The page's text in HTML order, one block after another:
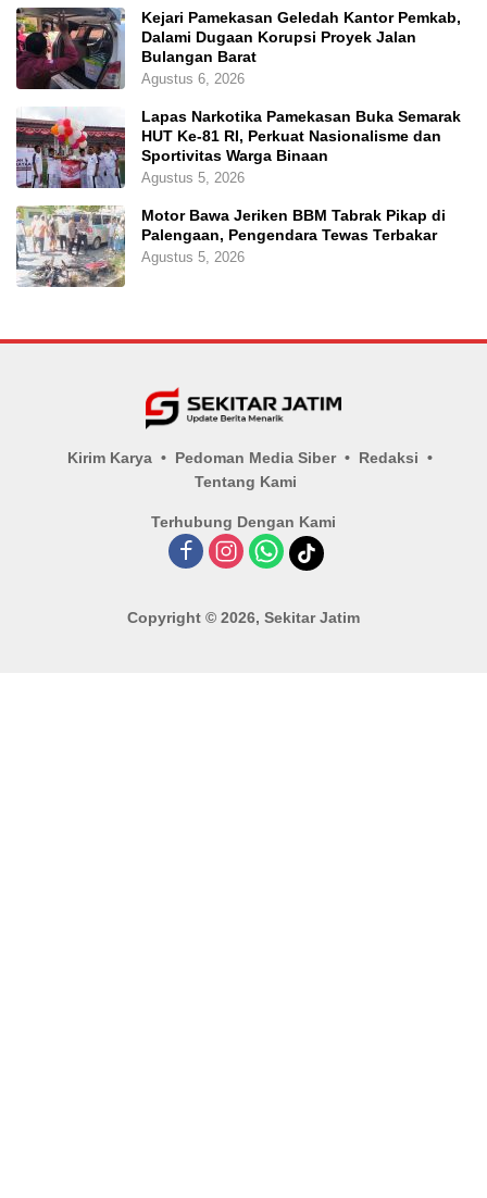
Kejari Pamekasan Geledah Kantor Pemkab,
Dalami Dugaan Korupsi Proyek Jalan
Bulangan Barat
Agustus 6, 2026
Lapas Narkotika Pamekasan Buka Semarak
HUT Ke-81 RI, Perkuat Nasionalisme dan
Sportivitas Warga Binaan
Agustus 5, 2026
Motor Bawa Jeriken BBM Tabrak Pikap di
Palengaan, Pengendara Tewas Terbakar
Agustus 5, 2026
Kirim Karya Pedoman Media Siber
Redaksi
Tentang Kami
Terhubung Dengan Kami
Copyright © 2026, Sekitar Jatim